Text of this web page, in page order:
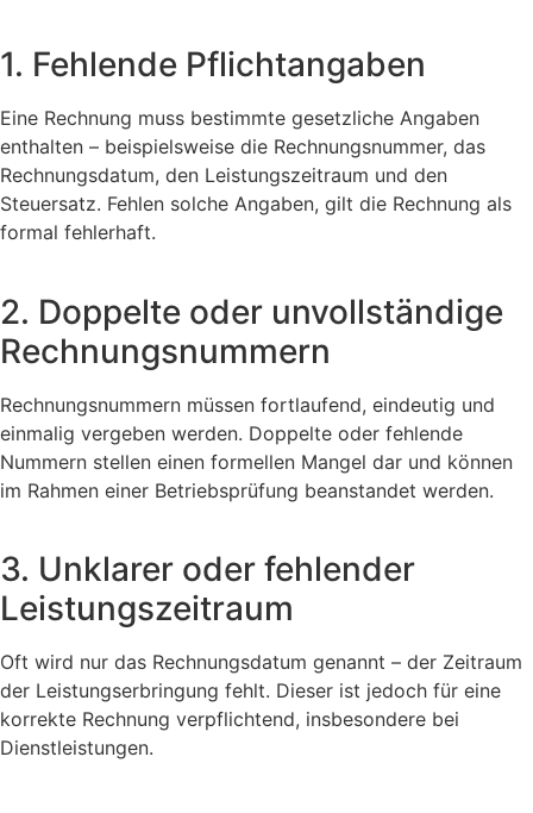
1. Fehlende Pflichtangaben
Eine Rechnung muss bestimmte gesetzliche Angaben
enthalten – beispielsweise die Rechnungsnummer, das
Rechnungsdatum, den Leistungszeitraum und den
Steuersatz. Fehlen solche Angaben, gilt die Rechnung als
formal fehlerhaft.
2. Doppelte oder unvollständige
Rechnungsnummern
Rechnungsnummern müssen fortlaufend, eindeutig und
einmalig vergeben werden. Doppelte oder fehlende
Nummern stellen einen formellen Mangel dar und können
im Rahmen einer Betriebsprüfung beanstandet werden.
3. Unklarer oder fehlender
Leistungszeitraum
Oft wird nur das Rechnungsdatum genannt – der Zeitraum
der Leistungserbringung fehlt. Dieser ist jedoch für eine
korrekte Rechnung verpflichtend, insbesondere bei
Dienstleistungen.